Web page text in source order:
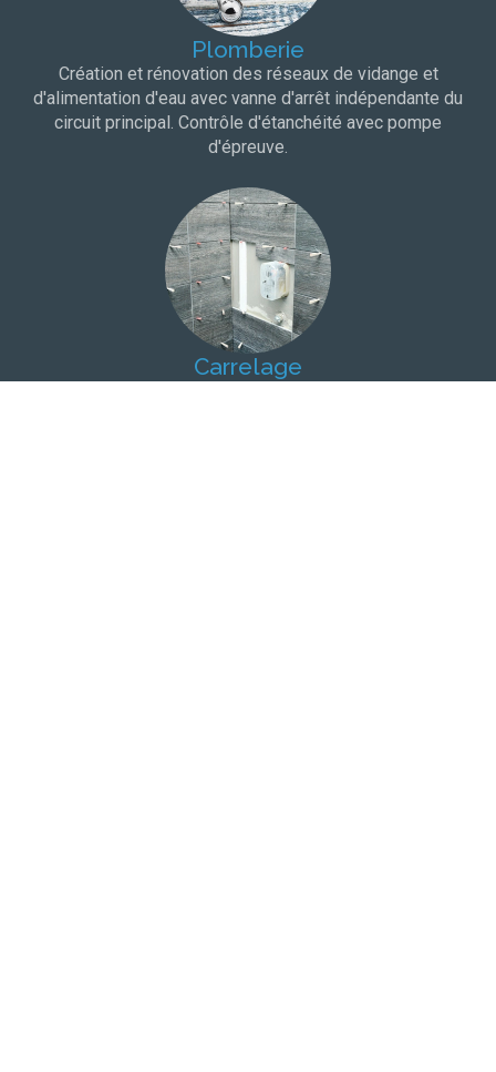
Plomberie
Création et rénovation des réseaux de vidange et
d'alimentation d'eau avec vanne d'arrêt indépendante du
circuit principal. Contrôle d'étanchéité avec pompe
d'épreuve.
Carrelage